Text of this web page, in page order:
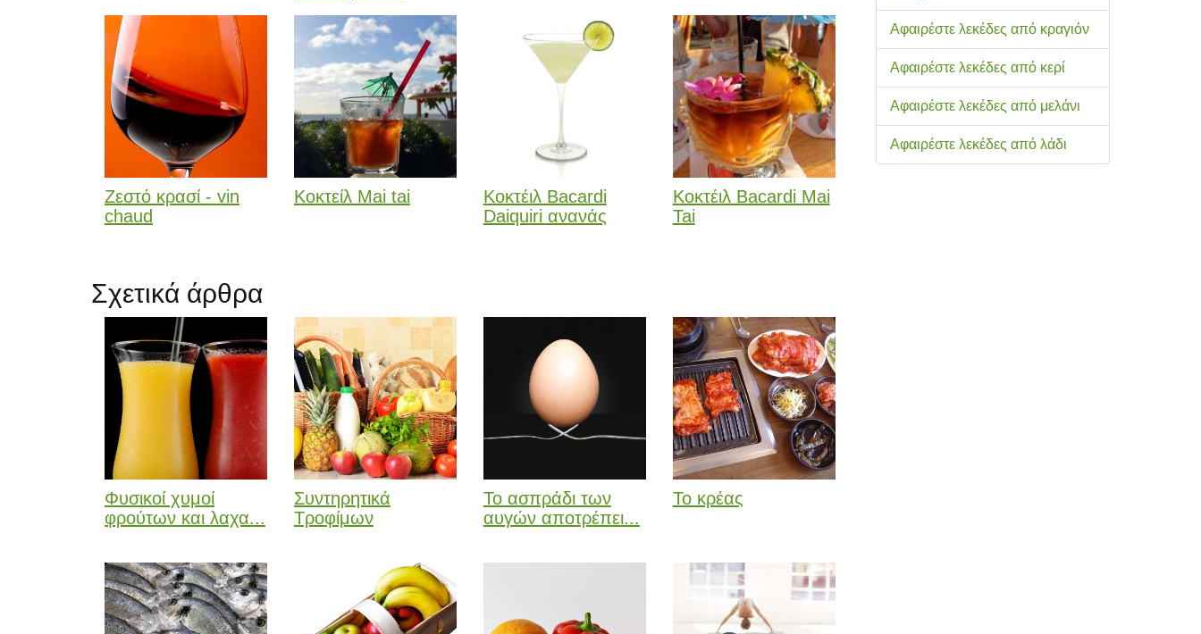
Ζεστό κρασί - vin
chaud
Κοκτείλ Mai tai
Κοκτέιλ Bacardi
Daiquiri ανανάς
Κοκτέιλ Bacardi Mai
Tai
Σχετικά άρθρα
Φυσικοί χυμοί
φρούτων και λαχα...
Συντηρητικά
Τροφίμων
Το ασπράδι των
αυγών αποτρέπει...
Το κρέας
Αφαιρέστε λεκέδες από κραγιόν
Αφαιρέστε λεκέδες από κερί
Αφαιρέστε λεκέδες από μελάνι
Αφαιρέστε λεκέδες από λάδι